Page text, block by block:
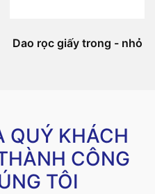
Dao rọc giấy trong - nhỏ
QUÝ KHÁCH
CÔNG
TÔI